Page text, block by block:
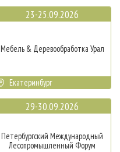
23-25.09.2026
Мебель & Деревообработка Урал
Екатеринбург
29-30.09.2026
Петербургский Международный
Лесопромышленный Форум